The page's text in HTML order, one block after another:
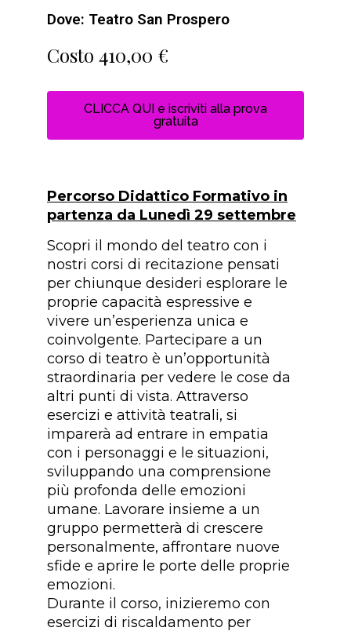
Dove: Teatro San Prospero
Costo 410,00 €
CLICCA QUI e iscriviti alla prova
gratuita
Percorso Didattico Formativo in
partenza da Lunedì 29 settembre
Scopri il mondo del teatro con i
nostri corsi di recitazione pensati
per chiunque desideri esplorare le
proprie capacità espressive e
vivere un’esperienza unica e
coinvolgente. Partecipare a un
corso di teatro è un’opportunità
straordinaria per vedere le cose da
altri punti di vista. Attraverso
esercizi e attività teatrali, si
imparerà ad entrare in empatia
con i personaggi e le situazioni,
sviluppando una comprensione
più profonda delle emozioni
umane. Lavorare insieme a un
gruppo permetterà di crescere
personalmente, affrontare nuove
sfide e aprire le porte delle proprie
emozioni.
Durante il corso, inizieremo con
esercizi di riscaldamento per